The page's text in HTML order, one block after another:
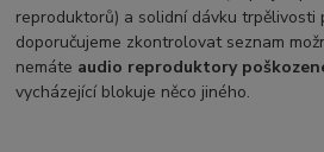
reproduktorů) a solidní dávku trpělivosti
doporučujeme zkontrolovat seznam
nemáte audio reproduktory
vycházející blokuje něco jiného.